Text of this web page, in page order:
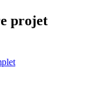
projet